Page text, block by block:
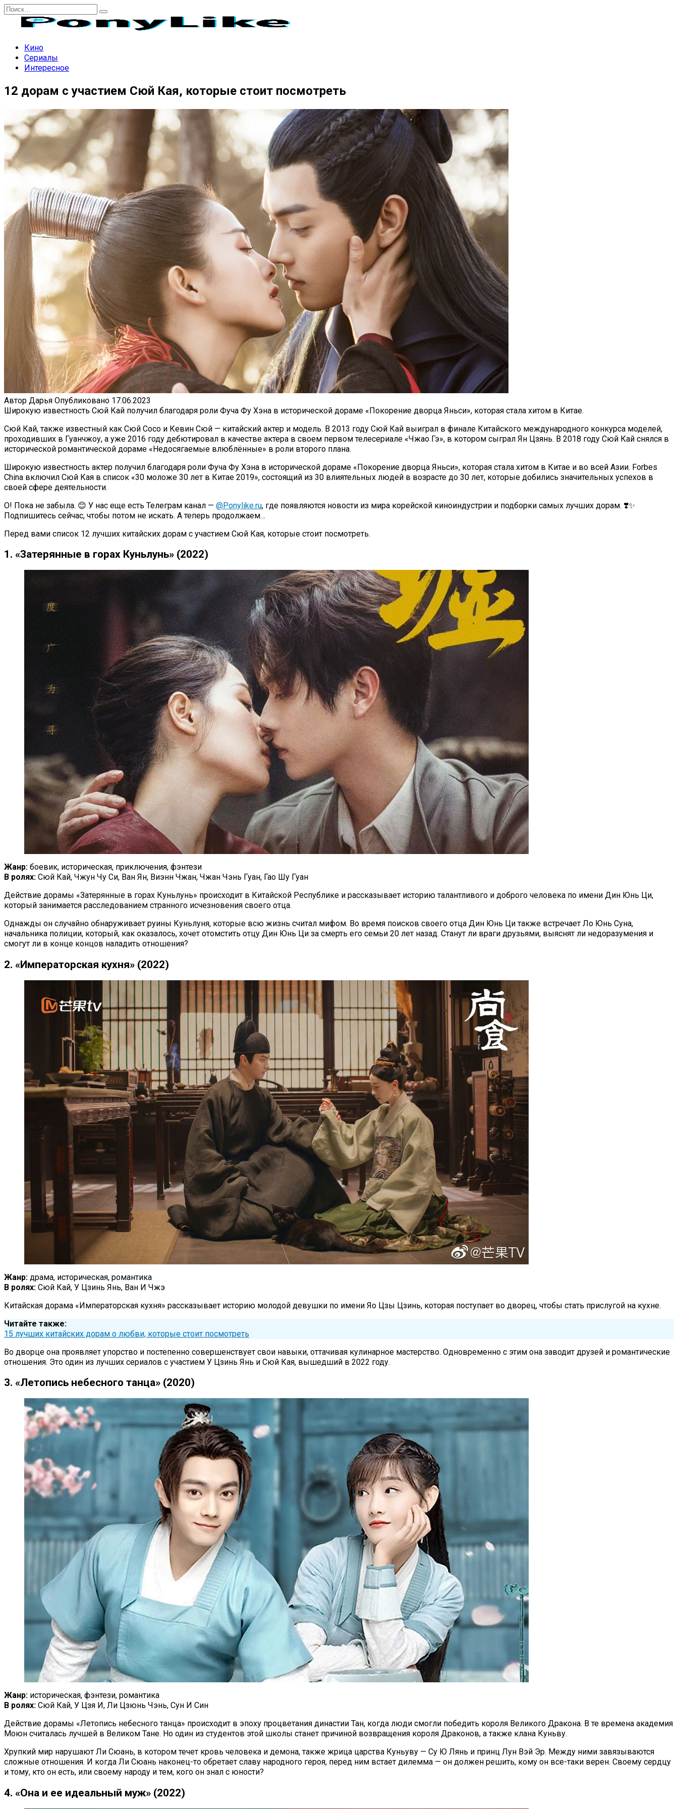
Перейти
содержанию
Search
Кино
Сериалы
Интересное
12 дорам с участием Сюй Кая, которые стоит посмотреть
Автор Дарья Опубликовано 17.06.2023
Широкую известность Сюй Кай получил благодаря роли Фуча Фу Хэна в исторической дораме «Покорение дворца Яньси», которая стала хитом в Китае.
Сюй Кай, также известный как Сюй Сосо и Кевин Сюй — китайский актер и модель. В 2013 году Сюй Кай выиграл в финале Китайского международного конкурса моделей,
проходивших в Гуанчжоу, а уже 2016 году дебютировал в качестве актера в своем первом телесериале «Чжао Гэ», в котором сыграл Ян Цзянь. В 2018 году Сюй Кай снялся в
исторической романтической дораме «Недосягаемые влюблённые» в роли второго плана.
Широкую известность актер получил благодаря роли Фуча Фу Хэна в исторической дораме «Покорение дворца Яньси», которая стала хитом в Китае и во всей Азии. Forbes
China включил Сюй Кая в список «30 моложе 30 лет в Китае 2019», состоящий из 30 влиятельных людей в возрасте до 30 лет, которые добились значительных успехов в
своей сфере деятельности.
О! Пока не забыла. 😊 У нас еще есть Телеграм канал — @Ponylike.ru, где появляются новости из мира корейской киноиндустрии и подборки самых лучших дорам. ❣️✨
Подпишитесь сейчас, чтобы потом не искать. А теперь продолжаем…
Перед вами список 12 лучших китайских дорам с участием Сюй Кая, которые стоит посмотреть.
1. «Затерянные в горах Куньлунь» (2022)
Жанр: боевик, историческая, приключения, фэнтези
В ролях: Сюй Кай, Чжун Чу Си, Ван Ян, Виэнн Чжан, Чжан Чэнь Гуан, Гао Шу Гуан
Действие дорамы «Затерянные в горах Куньлунь» происходит в Китайской Республике и рассказывает историю талантливого и доброго человека по имени Дин Юнь Ци,
который занимается расследованием странного исчезновения своего отца.
Однажды он случайно обнаруживает руины Куньлуня, которые всю жизнь считал мифом. Во время поисков своего отца Дин Юнь Ци также встречает Ло Юнь Суна,
начальника полиции, который, как оказалось, хочет отомстить отцу Дин Юнь Ци за смерть его семьи 20 лет назад. Станут ли враги друзьями, выяснят ли недоразумения и
смогут ли в конце концов наладить отношения?
2. «Императорская кухня» (2022)
Жанр: драма, историческая, романтика
В ролях: Сюй Кай, У Цзинь Янь, Ван И Чжэ
Китайская дорама «Императорская кухня» рассказывает историю молодой девушки по имени Яо Цзы Цзинь, которая поступает во дворец, чтобы стать прислугой на кухне.
Читайте также:
15 лучших китайских дорам о любви, которые стоит посмотреть
Во дворце она проявляет упорство и постепенно совершенствует свои навыки, оттачивая кулинарное мастерство. Одновременно с этим она заводит друзей и романтические
отношения. Это один из лучших сериалов с участием У Цзинь Янь и Сюй Кая, вышедший в 2022 году.
3. «Летопись небесного танца» (2020)
Жанр: историческая, фэнтези, романтика
В ролях: Сюй Кай, У Цзя И, Ли Цзюнь Чэнь, Сун И Син
Действие дорамы «Летопись небесного танца» происходит в эпоху процветания династии Тан, когда люди смогли победить короля Великого Дракона. В те времена академия
Моюн считалась лучшей в Великом Тане. Но один из студентов этой школы станет причиной возвращения короля Драконов, а также клана Куньву.
Хрупкий мир нарушают Ли Сюань, в котором течет кровь человека и демона, также жрица царства Куньуву — Су Ю Лянь и принц Лун Вэй Эр. Между ними завязываются
сложные отношения. И когда Ли Сюань наконец-то обретает славу народного героя, перед ним встает дилемма — он должен решить, кому он все-таки верен. Своему сердцу
и тому, кто он есть, или своему народу и тем, кого он знал с юности?
4. «Она и ее идеальный муж» (2022)